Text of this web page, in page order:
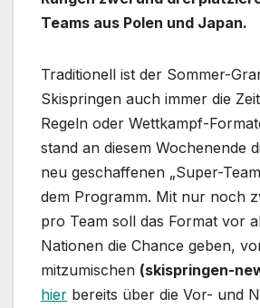
Teams aus Polen und Japan.
Traditionell ist der Sommer-
Skispringen auch immer die
Regeln oder Wettkampf-
stand an diesem Wochenende
neu geschaffenen „Super-
dem Programm. Mit nur noch
pro Team soll das Format vor
Nationen die Chance geben,
mitzumischen (skispringen-
hier bereits über die Vor- und